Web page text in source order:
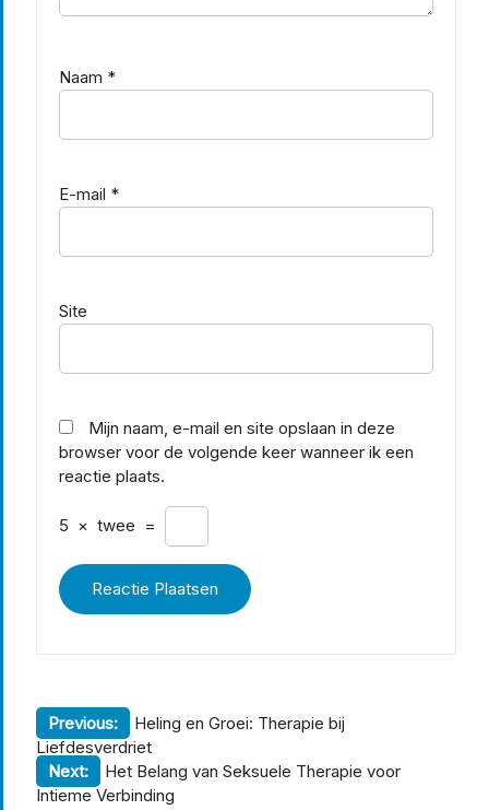
Naam *
E-mail *
Site
Mijn naam, e-mail en site opslaan in deze
browser voor de volgende keer wanneer ik een
reactie plaats.
5 × twee =
Berichtnavigatie
Previous:
Heling en Groei: Therapie bij
Liefdesverdriet
Next:
Het Belang van Seksuele Therapie voor
Intieme Verbinding